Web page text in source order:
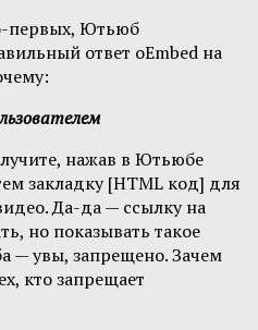
первых, Ютьюб
ответ oEmbed на
нажав в Ютьюбе
закладку [HTML код] для
Да-да — ссылку на
но показывать такое
— увы, запрещено. Зачем
кто запрещает